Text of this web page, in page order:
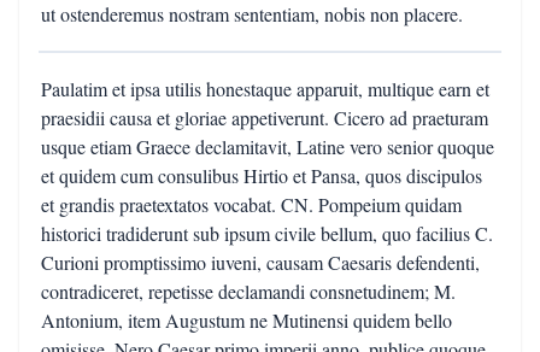
ut ostenderemus nostram sententiam, nobis non placere.
Paulatim et ipsa utilis honestaque apparuit, multique earn et
praesidii causa et gloriae appetiverunt. Cicero ad praeturam
usque etiam Graece declamitavit, Latine vero senior quoque
et quidem cum consulibus Hirtio et Pansa, quos discipulos
et grandis praetextatos vocabat. CN. Pompeium quidam
historici tradiderunt sub ipsum civile bellum, quo facilius C.
Curioni promptissimo iuveni, causam Caesaris defendenti,
contradiceret, repetisse declamandi consnetudinem; M.
Antonium, item Augustum ne Mutinensi quidem bello